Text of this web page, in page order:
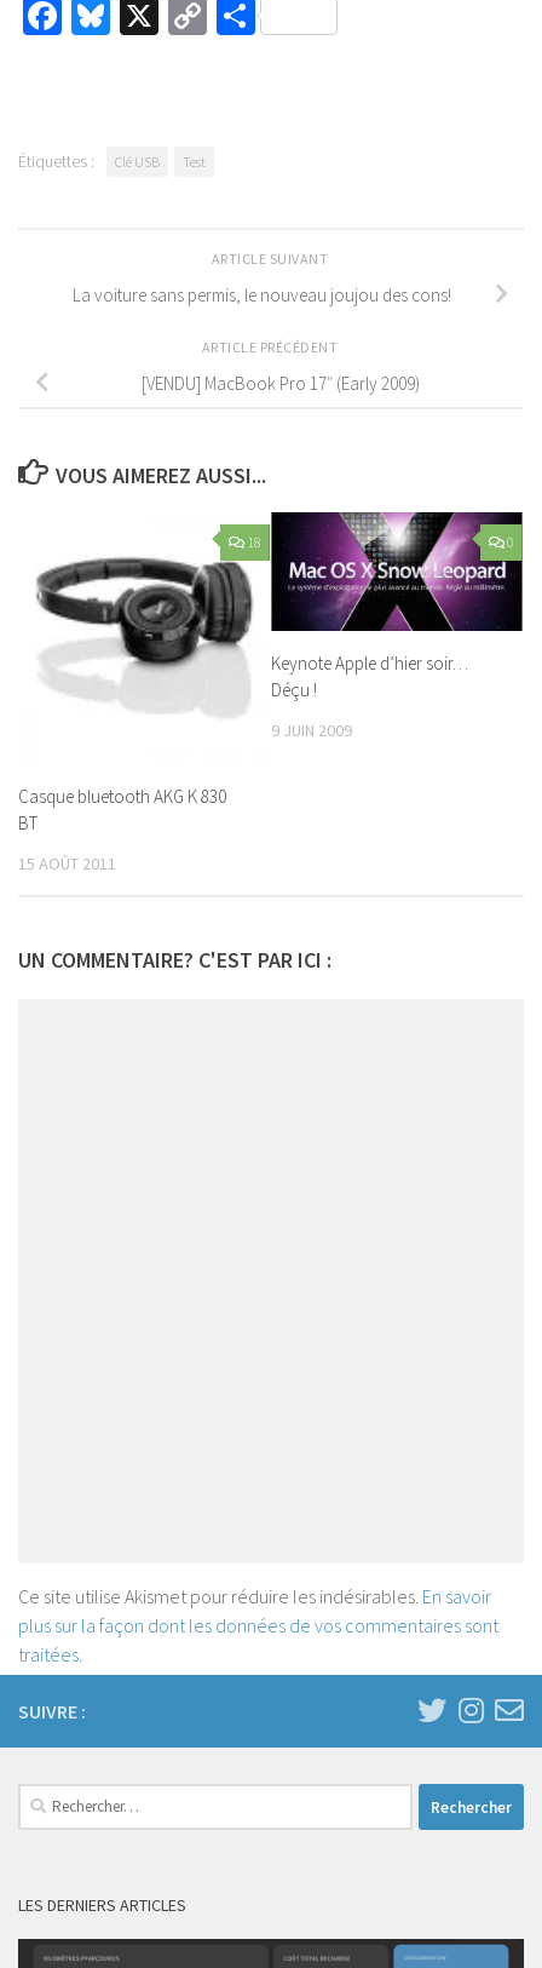
Facebook
Bluesky
X
CopyPartager
Étiquettes : Clé USB Test
ARTICLE SUIVANT
La voiture sans permis, le nouveau joujou des cons!
ARTICLE PRÉCÉDENT
[VENDU] MacBook Pro 17″ (Early 2009)
VOUS AIMEREZ AUSSI...
18
Casque bluetooth AKG K 830
BT
15 AOÛT 2011
0
Keynote Apple d’hier soir…
Déçu !
9 JUIN 2009
UN COMMENTAIRE? C'EST PAR ICI :
Ce site utilise Akismet pour réduire les indésirables. En savoir
plus sur la façon dont les données de vos commentaires sont
traitées.
SUIVRE :
Rechercher :
LES DERNIERS ARTICLES